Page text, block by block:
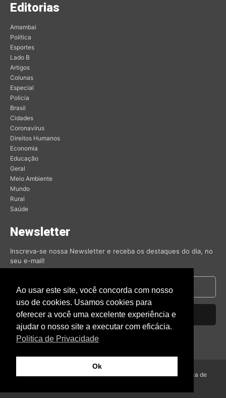
Editorias
Amambai
Política
Esportes
Lado B
Artigos
Colunas
Especial
Policia
Brasil
Cidades
Coronavírus
Direitos Humanos
Economia
Educação
Geral
Meio Ambiente
Mundo
Rural
Saúde
Newsletter
Inscreva-se nossa Newsletter e receba os destaques do dia, no
seu e-mail!
Inscrever-se
Nós respeitamos sua privacidade.
© Amambai Notícias 2009 - Todos os direitos reservados -Politica de
Ao usar este site, você concorda com nosso
uso de cookies. Usamos cookies para
oferecer a você uma excelente experiência e
ajudar o nosso site a executar com eficácia.
Politica de Privacidade
Ok